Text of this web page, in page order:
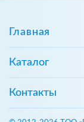
Главная
Каталог
Контакты